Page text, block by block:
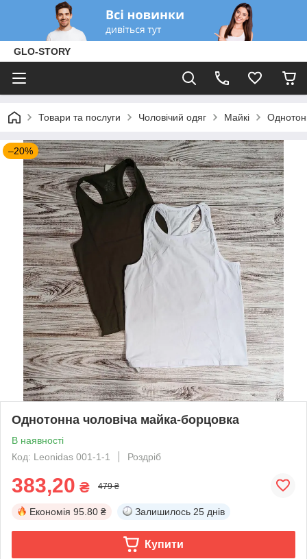
GLO-STORY
Товари та послуги Чоловічий одяг Майкі
–20%
Однотонна чоловіча майка-борцовка
В наявності
Код: Leonidas 001-1-1
Роздріб
383,20 ₴ 479 ₴
Економія 95.80 ₴ Залишилось 25 днів
Купити